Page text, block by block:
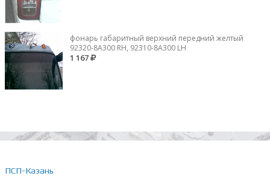
фонарь габаритный верхний передний желтый
92320-8A300 RH, 92310-8А300 LH
1 167
ПСП-Казань